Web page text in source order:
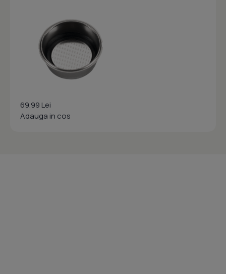
69.99 Lei
Adauga in cos